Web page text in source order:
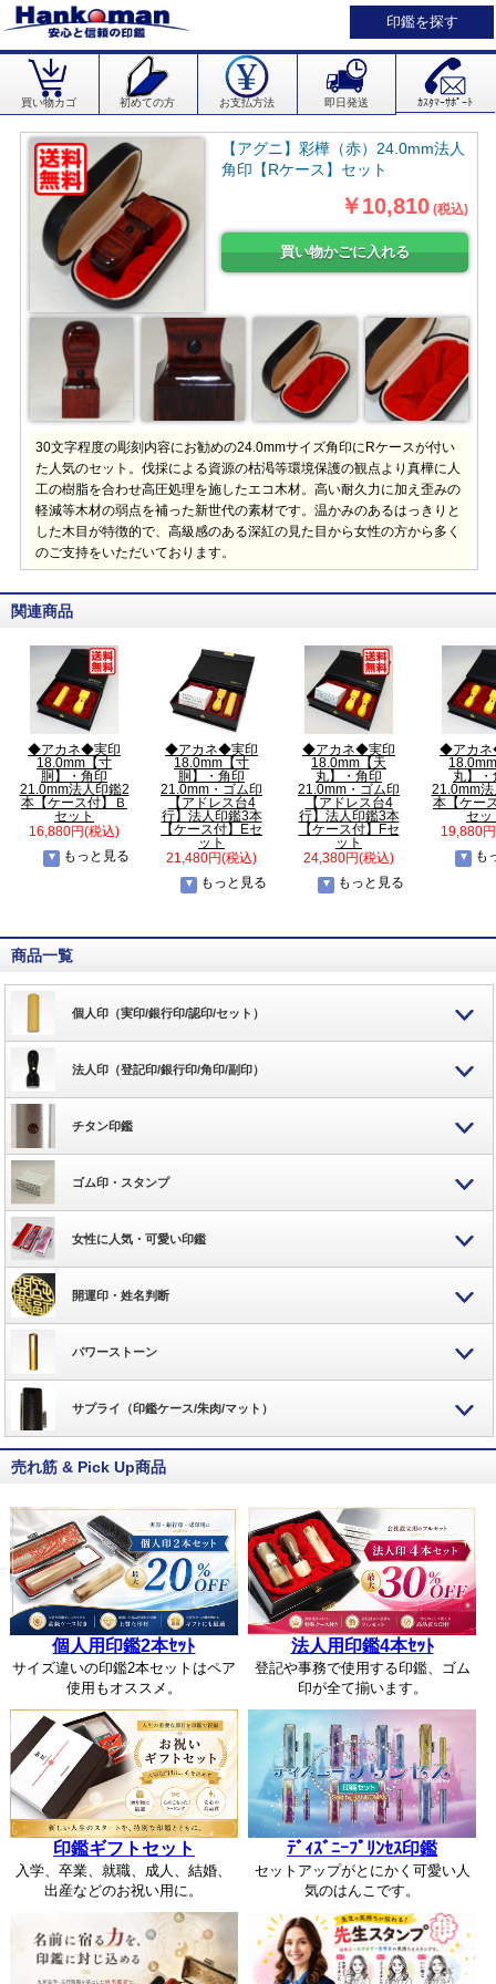
印鑑を探す
買い物カゴ 初めての方 お支払方法 即日発送 ｶｽﾀﾏｰｻﾎﾟｰﾄ
【アグニ】彩樺（赤）24.0mm法人
角印【Rケース】セット
￥10,810 (税込)
30文字程度の彫刻内容にお勧めの24.0mmサイズ角印にRケースが付い
た人気のセット。伐採による資源の枯渇等環境保護の観点より真樺に人
工の樹脂を合わせ高圧処理を施したエコ木材。高い耐久力に加え歪みの
軽減等木材の弱点を補った新世代の素材です。温かみのあるはっきりと
した木目が特徴的で、高級感のある深紅の見た目から女性の方から多く
のご支持をいただいております。
関連商品
◆アカネ◆実印
18.0mm【寸
胴】・角印
21.0mm法人印鑑2
本【ケース付】Ｂ
セット
16,880円(税込)
もっと見る
◆アカネ◆実印
18.0mm【寸
胴】・角印
21.0mm・ゴム印
【アドレス台4
行】法人印鑑3本
【ケース付】Eセ
ット
21,480円(税込)
もっと見る
◆アカネ◆実印
18.0mm【天
丸】・角印
21.0mm・ゴム印
【アドレス台4
行】法人印鑑3本
【ケース付】Fセ
ット
24,380円(税込)
もっと見る
◆アカ
丸】・
21.0mm
本【ケー
セッ
19,880
も
商品一覧
個人印（実印/銀行印/認印/セット）
法人印（登記印/銀行印/角印/副印）
チタン印鑑
ゴム印・スタンプ
女性に人気・可愛い印鑑
開運印・姓名判断
パワーストーン
サプライ（印鑑ケース/朱肉/マット）
売れ筋 & Pick Up商品
個人用印鑑2本ｾｯﾄ
サイズ違いの印鑑2本セットはペア
使用もオススメ。
法人用印鑑4本ｾｯﾄ
登記や事務で使用する印鑑、ゴム
印が全て揃います。
印鑑ギフトセット
入学、卒業、就職、成人、結婚、
出産などのお祝い用に。
ﾃﾞｨｽﾞﾆｰﾌﾟﾘﾝｾｽ印鑑
セットアップがとにかく可愛い人
気のはんこです。